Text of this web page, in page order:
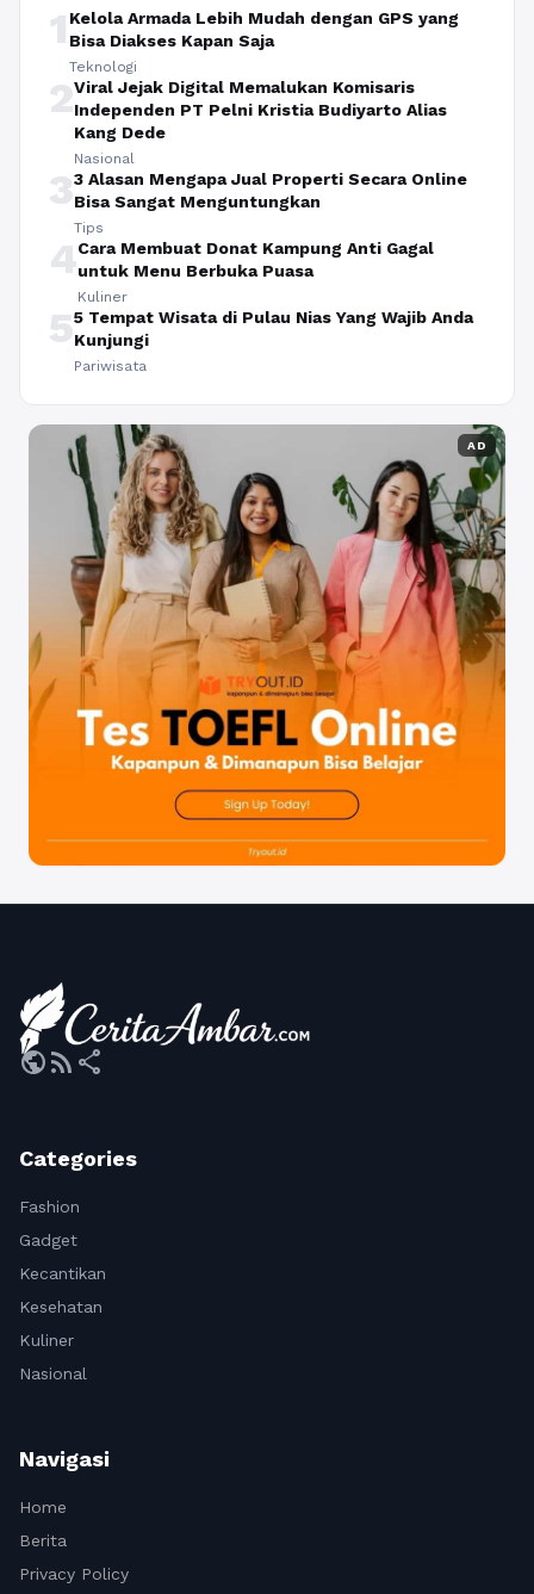
1 Kelola Armada Lebih Mudah dengan GPS yang
Bisa Diakses Kapan Saja
Teknologi
2Viral Jejak Digital Memalukan Komisaris
Independen PT Pelni Kristia Budiyarto Alias
Kang Dede
Nasional
33 Alasan Mengapa Jual Properti Secara Online
Bisa Sangat Menguntungkan
Tips
4Cara Membuat Donat Kampung Anti Gagal
untuk Menu Berbuka Puasa
Kuliner
55 Tempat Wisata di Pulau Nias Yang Wajib Anda
Kunjungi
Pariwisata
AD
publicrss_feed share
Categories
Fashion
Gadget
Kecantikan
Kesehatan
Kuliner
Nasional
Navigasi
Home
Berita
Privacy Policy